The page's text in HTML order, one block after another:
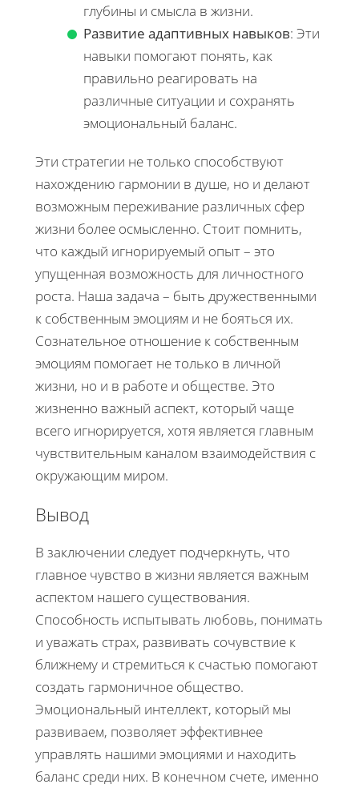
глубины и смысла в жизни.
Развитие адаптивных навыков: Эти
навыки помогают понять, как
правильно реагировать на
различные ситуации и сохранять
эмоциональный баланс.
Эти стратегии не только способствуют
нахождению гармонии в душе, но и делают
возможным переживание различных сфер
жизни более осмысленно. Стоит помнить,
что каждый игнорируемый опыт – это
упущенная возможность для личностного
роста. Наша задача – быть дружественными
к собственным эмоциям и не бояться их.
Сознательное отношение к собственным
эмоциям помогает не только в личной
жизни, но и в работе и обществе. Это
жизненно важный аспект, который чаще
всего игнорируется, хотя является главным
чувствительным каналом взаимодействия с
окружающим миром.
Вывод
В заключении следует подчеркнуть, что
главное чувство в жизни является важным
аспектом нашего существования.
Способность испытывать любовь, понимать
и уважать страх, развивать сочувствие к
ближнему и стремиться к счастью помогают
создать гармоничное общество.
Эмоциональный интеллект, который мы
развиваем, позволяет эффективнее
управлять нашими эмоциями и находить
баланс среди них. В конечном счете, именно